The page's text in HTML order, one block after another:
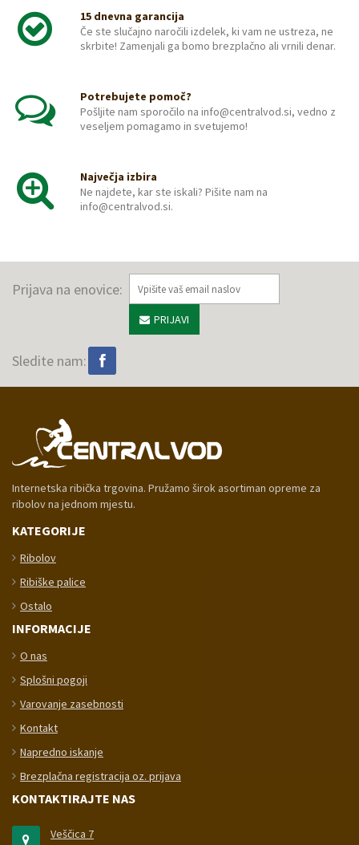
15 dnevna garancija
Če ste slučajno naročili izdelek, ki vam ne ustreza, ne
skrbite! Zamenjali ga bomo brezplačno ali vrnili denar.
Potrebujete pomoč?
Pošljite nam sporočilo na info@centralvod.si, vedno z
veseljem pomagamo in svetujemo!
Največja izbira
Ne najdete, kar ste iskali? Pišite nam na
info@centralvod.si.
Prijava na enovice:
PRIJAVI
Sledite nam:
Internetska ribička trgovina. Pružamo širok asortiman opreme za
ribolov na jednom mjestu.
KATEGORIJE
Ribolov
Ribiške palice
Ostalo
INFORMACIJE
O nas
Splošni pogoji
Varovanje zasebnosti
Kontakt
Napredno iskanje
Brezplačna registracija oz. prijava
KONTAKTIRAJTE NAS
Veščica 7